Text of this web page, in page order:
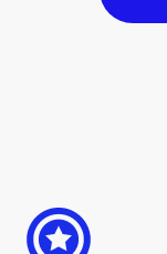
हाई क्वालिटी